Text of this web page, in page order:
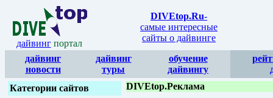
дайвинг портал
DIVEtop.Ru-
самые интересные
сайты о дайвинге
дайвинг
новости
дайвинг
туры
обучение
дайвингу
Категории сайтов
DIVEtop.Реклама